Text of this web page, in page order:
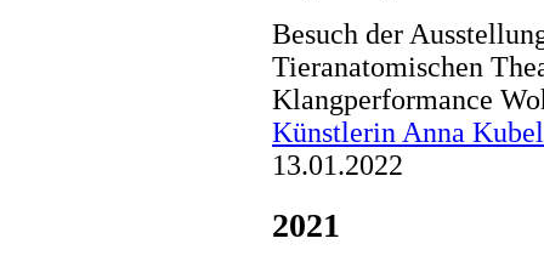
Besuch der
Tieranatomischen
Klangperformance
Künstlerin Anna
13.01.2022
2021